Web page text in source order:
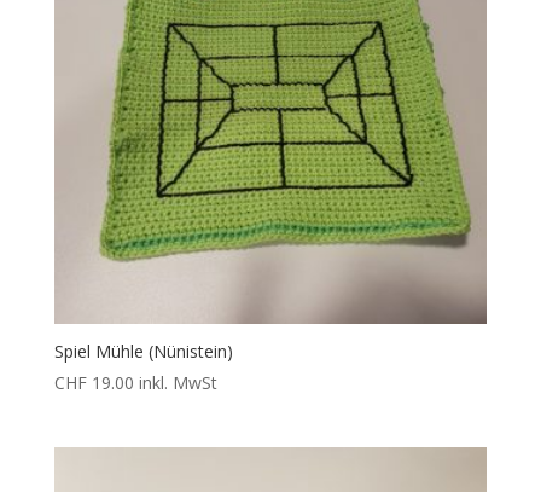
Spiel Mühle (Nünistein)
CHF19.00 inkl. MwSt